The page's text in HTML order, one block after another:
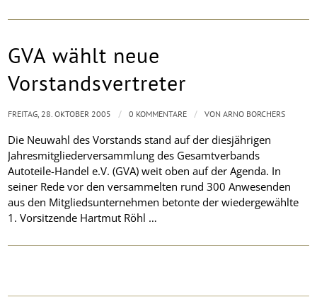
GVA wählt neue
Vorstandsvertreter
Die Neuwahl des Vorstands stand auf der diesjährigen
Jahresmitgliederversammlung des Gesamtverbands
Autoteile-Handel e.V. (GVA) weit oben auf der Agenda. In
seiner Rede vor den versammelten rund 300 Anwesenden
aus den Mitgliedsunternehmen betonte der wiedergewählte
1. Vorsitzende Hartmut Röhl …
FREITAG, 28. OKTOBER 2005 / 0 KOMMENTARE / VONARNO BORCHERS